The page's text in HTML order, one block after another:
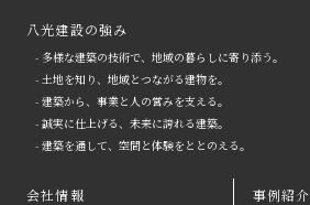
八光建設の強み
- 多様な建築の技術で、地域の暮らしに寄り添う。
- 土地を知り、地域とつながる建物を。
- 建築から、事業と人の営みを支える。
- 誠実に仕上げる、未来に誇れる建築。
- 建築を通して、空間と体験をととのえる。
会社情報
事例紹介